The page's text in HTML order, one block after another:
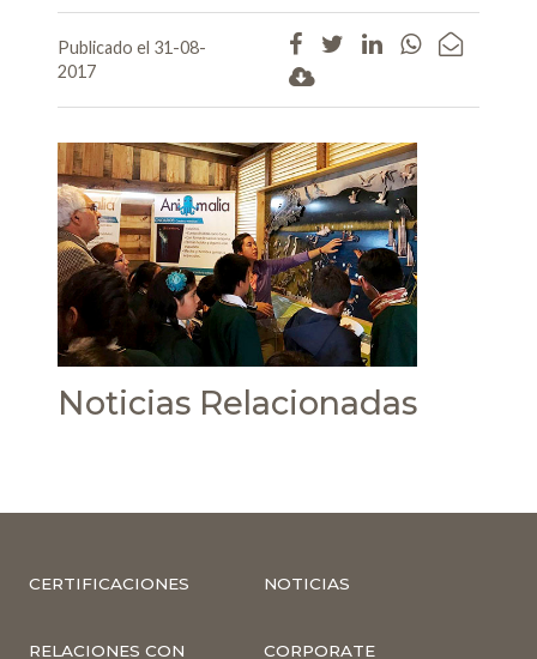
Publicado el 31-08-
2017
Noticias Relacionadas
CERTIFICACIONES NOTICIAS
RELACIONES CON CORPORATE